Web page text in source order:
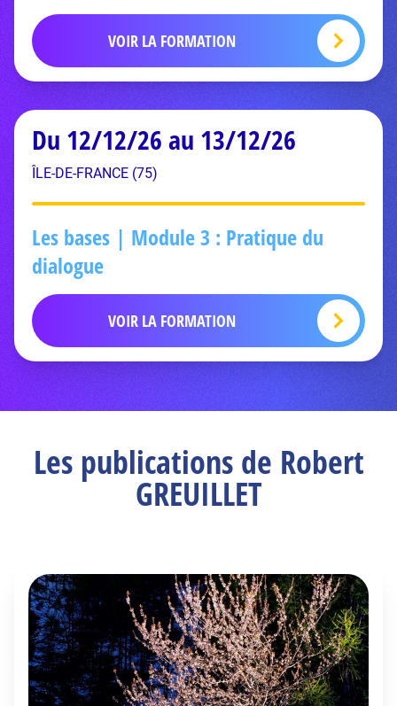
VOIR LA FORMATION
Du 12/12/26 au 13/12/26
ÎLE-DE-FRANCE (75)
Les bases | Module 3 : Pratique du
dialogue
VOIR LA FORMATION
Les publications de Robert
GREUILLET